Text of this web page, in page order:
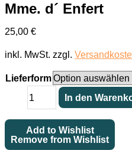
Mme. d´ Enfert
25,00 €
inkl. MwSt. zzgl.
Lieferform
´
Enfert
Menge
In den
Add to Wishlist
Remove from Wishlist